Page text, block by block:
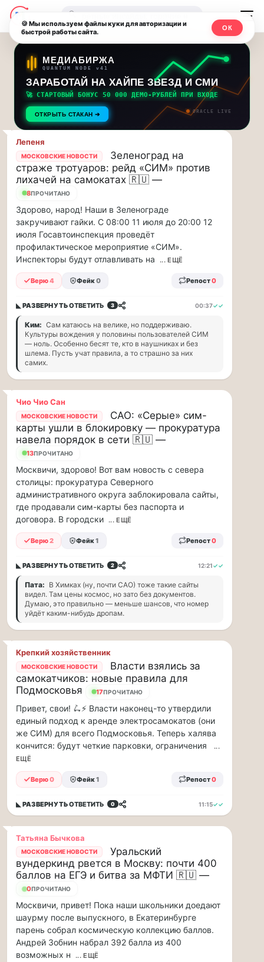
Последние
новости
обновления
потока:
Друзья,
приглашаем
на
музыкальную
прогулку
по
Москве
Чайковского!…
Друзья,
приглашаем
на
музыкальную
по
Москве
Чайковского!
|
16:00
Петр
Ильич
—
один
из
самых
исповедальных
русских
композиторов,
чья
музыка
стала
ча...
Терапевт
ВСК
совет
дачникам:
«сердечникам»
можно
Терапевт
ВСК
дал
совет
дачникам:
«сердечникам»
можно
находится
на
жаре
не
более
20
минут
Для
людей
с
сердечно-
сосудистыми
заболеваниями
жара
—
это
дополнительная
нагрузка
на
ор...
Москвичи.net
—
Главный
столичный
чат-
мессенджер,
новости
и
инсайды
Москвы
🔍
МЕДИАБИРЖА
QUANTUM NODE v41
ЗАРАБОТАЙ НА ХАЙПЕ ЗВЕЗД И СМИ
🚀 СТАРТОВЫЙ БОНУС 50 000 ДЕМО-РУБЛЕЙ ПРИ ВХОДЕ
ОТКРЫТЬ СТАКАН ➔ ORACLE LIVE
Лепеня
МОСКОВСКИЕ НОВОСТИ
Зеленоград на
страже тротуаров: рейд «СИМ» против
лихачей на самокатах 🇷🇺 —
8ПРОЧИТАНО
Здорово, народ! Наши в Зеленограде
закручивают гайки. С 08:00 11 июля до 20:00 12
июля Госавтоинспекция проведёт
профилактическое мероприятие «СИМ».
Инспекторы будут отлавливать на
... ЕЩЁ
Верю4 Фейк0 Репост0
◣ РАЗВЕРНУТЬОТВЕТИТЬ 3 00:37✓✓
Ким: Сам катаюсь на велике, но поддерживаю.
Культуры вождения у половины пользователей СИМ
— ноль. Особенно бесят те, кто в наушниках и без
шлема. Пусть учат правила, а то страшно за них
самих.
Чио Чио Сан
МОСКОВСКИЕ НОВОСТИ
САО: «Серые» сим-
карты ушли в блокировку — прокуратура
навела порядок в сети 🇷🇺 —
13ПРОЧИТАНО
Москвичи, здорово! Вот вам новость с севера
столицы: прокуратура Северного
административного округа заблокировала сайты,
где продавали сим-карты без паспорта и
договора. В городски
... ЕЩЁ
Верю2 Фейк1 Репост0
◣ РАЗВЕРНУТЬОТВЕТИТЬ 2 12:21✓✓
Пата: В Химках (ну, почти САО) тоже такие сайты
видел. Там цены космос, но зато без документов.
Думаю, это правильно — меньше шансов, что номер
уйдёт каким-нибудь дропам.
Крепкий хозяйственник
МОСКОВСКИЕ НОВОСТИ
Власти взялись за
самокатчиков: новые правила для
Подмосковья
18ПРОЧИТАНО
Привет, свои! 🛴⚡ Власти наконец-то утвердили
единый подход к аренде электросамокатов (они
же СИМ) для всего Подмосковья. Теперь халява
кончится: будут четкие парковки, ограничения
...
ЕЩЁ
Верю0 Фейк1 Репост0
◣ РАЗВЕРНУТЬОТВЕТИТЬ 0 11:15✓✓
Татьяна Бычкова
МОСКОВСКИЕ НОВОСТИ
Уральский
вундеркинд рвется в Москву: почти 400
баллов на ЕГЭ и битва за МФТИ 🇷🇺 —
22ПРОЧИТАНО
Москвичи, привет! Пока наши школьники доедают
шаурму после выпускного, в Екатеринбурге
парень собрал космическую коллекцию баллов.
Андрей Зобнин набрал 392 балла из 400
возможных н
... ЕЩЁ
🍪 Мы используем файлы куки для авторизации и
быстрой работы сайта.
ОК